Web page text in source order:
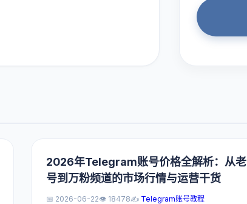
2026年Telegram账号价格全解析：从老
号到万粉频道的市场行情与运营干货
📅 2026-06-22👁️ 18478✍️ Telegram账号教程